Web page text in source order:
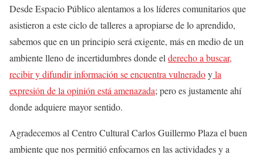
Desde Espacio Público alentamos a los líderes comunitarios que
asistieron a este ciclo de talleres a apropiarse de lo aprendido,
sabemos que en un principio será exigente, más en medio de un
ambiente lleno de incertidumbres donde el derecho a buscar,
recibir y difundir información se encuentra vulneradoyla
expresión de la opinión está amenazada; pero es justamente ahí
donde adquiere mayor sentido.
Agradecemos al Centro Cultural Carlos Guillermo Plaza el buen
ambiente que nos permitió enfocarnos en las actividades y a